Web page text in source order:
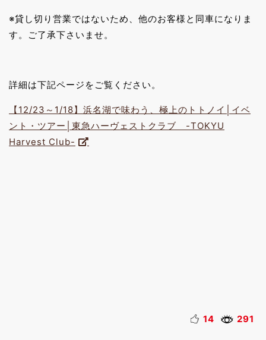
※貸し切り営業ではないため、他のお客様と同車になりま
す。ご了承下さいませ。
詳細は下記ページをご覧ください。
【12/23～1/18】浜名湖で味わう、極上のトトノイ│イベ
ント・ツアー│東急ハーヴェストクラブ -TOKYU
Harvest Club-
14 291